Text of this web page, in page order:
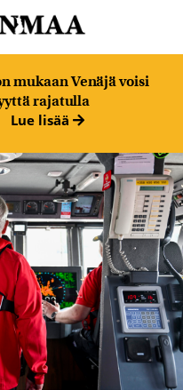
mukaan Venäjä voisi
rajatulla
Lue lisää